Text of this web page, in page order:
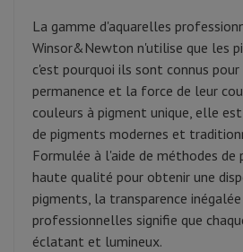
La gamme d'aquarelles
Winsor&Newton n'utilise que les
c'est pourquoi ils sont connus
permanence et la force de leur
couleurs à pigment unique, elle
de pigments modernes et
Formulée à l'aide de méthodes de
haute qualité pour obtenir une
pigments, la transparence
professionnelles signifie que
éclatant et lumineux.